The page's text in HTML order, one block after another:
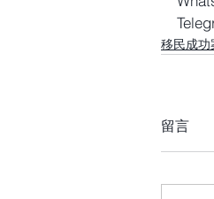
移民成功
留言